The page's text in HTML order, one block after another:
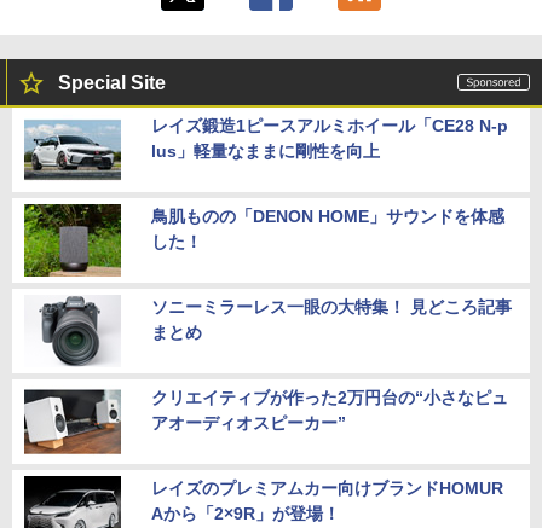
Special Site
レイズ鍛造1ピースアルミホイール「CE28 N-p
lus」軽量なままに剛性を向上
鳥肌ものの「DENON HOME」サウンドを体感
した！
ソニーミラーレス一眼の大特集！ 見どころ記事
まとめ
クリエイティブが作った2万円台の“小さなピュ
アオーディオスピーカー”
レイズのプレミアムカー向けブランドHOMUR
Aから「2×9R」が登場！